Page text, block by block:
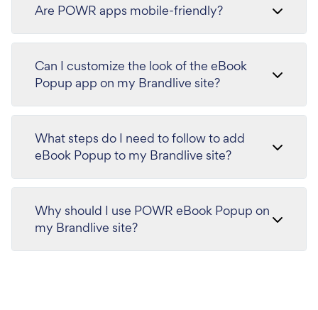
Are POWR apps mobile-friendly?
Can I customize the look of the eBook
Popup app on my Brandlive site?
What steps do I need to follow to add
eBook Popup to my Brandlive site?
Why should I use POWR eBook Popup on
my Brandlive site?